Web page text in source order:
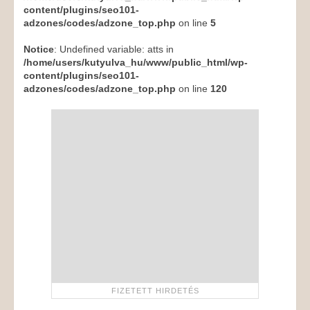
content/plugins/seo101-
adzones/codes/adzone_top.php on line 5
Notice: Undefined variable: atts in
/home/users/kutyulva_hu/www/public_html/wp-
content/plugins/seo101-
adzones/codes/adzone_top.php on line 120